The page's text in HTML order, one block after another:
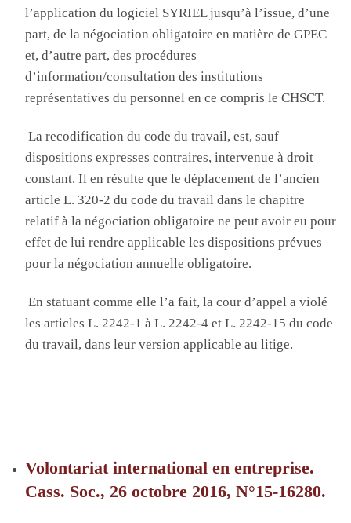
l’application du logiciel SYRIEL jusqu’à l’issue, d’une
part, de la négociation obligatoire en matière de GPEC
et, d’autre part, des procédures
d’information/consultation des institutions
représentatives du personnel en ce compris le CHSCT.
La recodification du code du travail, est, sauf
dispositions expresses contraires, intervenue à droit
constant. Ilen résulte que le déplacement de l’ancien
article L. 320-2 du code du travail dans le chapitre
relatif à la négociation obligatoire ne peut avoir eu pour
effet de lui rendre applicable les dispositions prévues
pour la négociation annuelle obligatoire.
En statuant comme elle l’a fait, la cour d’appel a violé
lesarticles L. 2242-1 à L. 2242-4 et L. 2242-15 du code
du travail, dans leur version applicable au litige.
Volontariat international en entreprise.
Cass. Soc., 26 octobre 2016, N°15-16280.